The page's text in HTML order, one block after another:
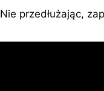
Nie przedłużając,